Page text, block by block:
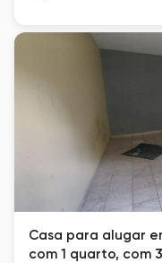
Casa para alugar
com 1 quarto, com